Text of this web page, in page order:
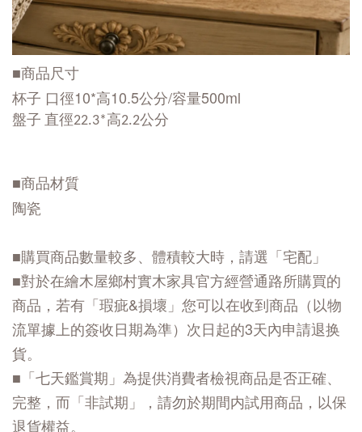
■商品尺寸
杯子 口徑10*高10.5公分/容量500ml
盤子 直徑22.3*高2.2公分
■商品材質
陶瓷
■購買商品數量較多、體積較大時，請選「宅配」
■對於在繪木屋鄉村實木家具官方經營通路所購買的
商品，若有「瑕疵&損壞」您可以在收到商品（以物
流單據上的簽收日期為準）次日起的3天內申請退换
貨。
■「七天鑑賞期」為提供消費者檢視商品是否正確、
完整，而「非試期」，請勿於期間内試用商品，以保
退貨權益。